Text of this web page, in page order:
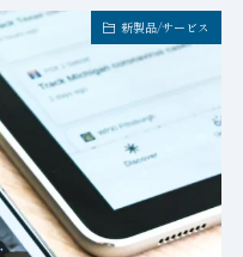
新製品/サービス